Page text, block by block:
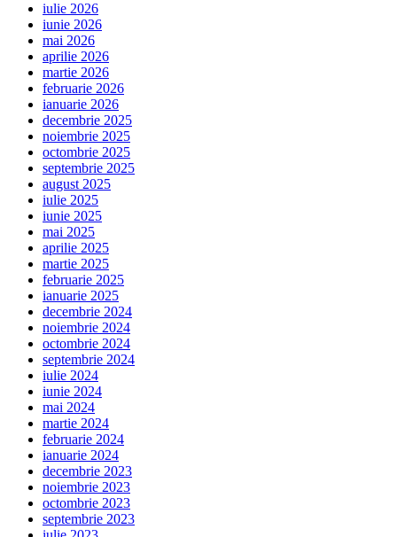
iulie 2026
iunie 2026
mai 2026
aprilie 2026
martie 2026
februarie 2026
ianuarie 2026
decembrie 2025
noiembrie 2025
octombrie 2025
septembrie 2025
august 2025
iulie 2025
iunie 2025
mai 2025
aprilie 2025
martie 2025
februarie 2025
ianuarie 2025
decembrie 2024
noiembrie 2024
octombrie 2024
septembrie 2024
iulie 2024
iunie 2024
mai 2024
martie 2024
februarie 2024
ianuarie 2024
decembrie 2023
noiembrie 2023
octombrie 2023
septembrie 2023